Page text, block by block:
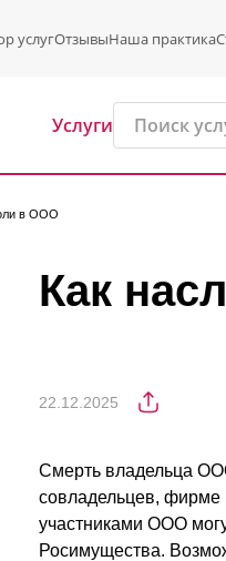
услугОтзывыНаша практика
Услуги
в ООО
Как
22.12.2025
Смерть владельца
совладельцев, фирме
участниками ООО
Росимущества.